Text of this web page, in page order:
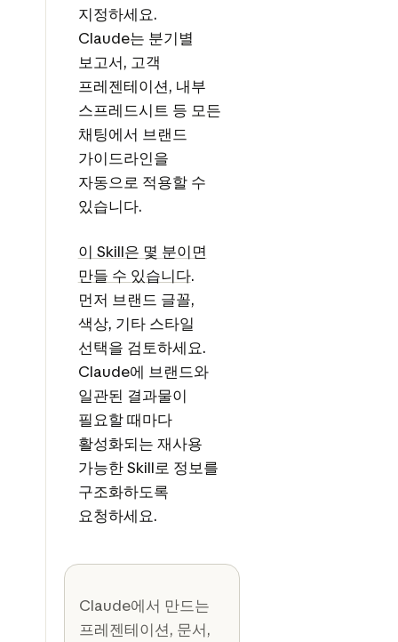
지정하세요.
Claude는 분기별
보고서, 고객
프레젠테이션, 내부
스프레드시트 등 모든
채팅에서 브랜드
가이드라인을
자동으로 적용할 수
있습니다.
이 Skill은 몇 분이면
만들 수 있습니다.
먼저 브랜드 글꼴,
색상, 기타 스타일
선택을 검토하세요.
Claude에 브랜드와
일관된 결과물이
필요할 때마다
활성화되는 재사용
가능한 Skill로 정보를
구조화하도록
요청하세요.
Claude에서 만드는
프레젠테이션, 문서,